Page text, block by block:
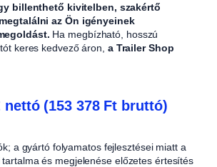
billenthető kivitelben, szakértő
az Ön igényeinek
Ha megbízható, hosszú
keres kedvező áron, a Trailer Shop
nettó (153 378 Ft bruttó)
a gyártó folyamatos fejlesztései miatt a
és megjelenése előzetes értesítés